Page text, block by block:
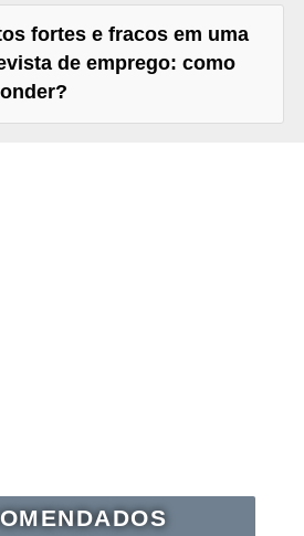
fortes e fracos em uma
de emprego: como